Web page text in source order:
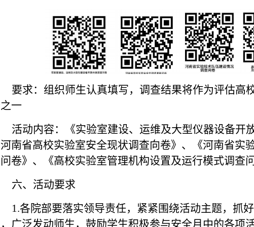
要求：组织师生认真填写，调查结果将作为评估高
一
活动内容：
《实验室建设、运维及大型仪器设备开
南省高校实验室安全现状调查向卷》、《河南省实
卷》、《高校实验室管理机构设置及运行模式调查问
六、活动要求
1.各院部要落实领导责任，紧紧围绕活动主题，抓
广泛发动师生，鼓励学生积极参与安全月中的各项